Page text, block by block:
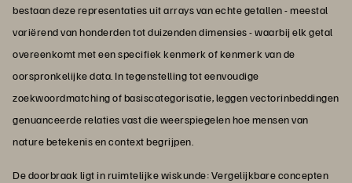
bestaan deze representaties uit arrays van echte getallen - meestal
variërend van honderden tot duizenden dimensies - waarbij elk getal
overeenkomt met een specifiek kenmerk of kenmerk van de
oorspronkelijke data. In tegenstelling tot eenvoudige
zoekwoordmatching of basiscategorisatie, leggen vectorinbeddingen
genuanceerde relaties vast die weerspiegelen hoe mensen van
nature betekenis en context begrijpen.
De doorbraak ligt in ruimtelijke wiskunde: Vergelijkbare concepten